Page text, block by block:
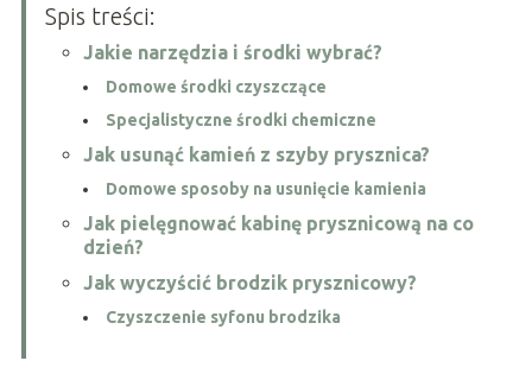
Spis treści:
Jakie narzędzia i środki wybrać?
Domowe środki czyszczące
Specjalistyczne środki chemiczne
Jak usunąć kamień z szyby prysznica?
Domowe sposoby na usunięcie kamienia
Jak pielęgnować kabinę prysznicową na co
dzień?
Jak wyczyścić brodzik prysznicowy?
Czyszczenie syfonu brodzika